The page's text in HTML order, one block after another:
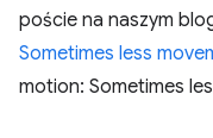
poście na naszym
Sometimes less
motion: Sometimes